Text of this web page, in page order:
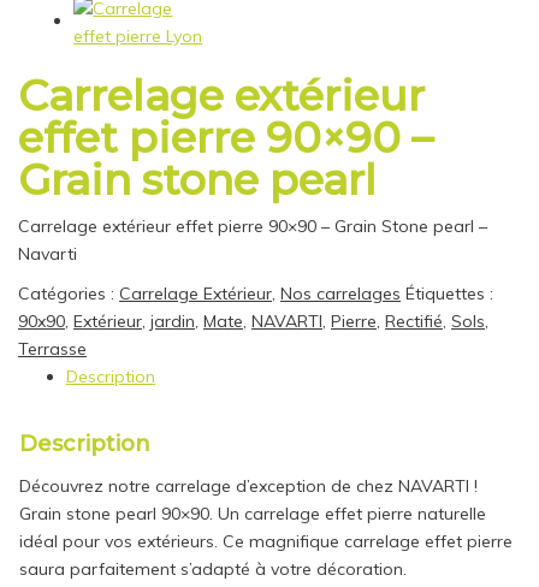
Carrelage extérieur
effet pierre 90×90 –
Grain stone pearl
Carrelage extérieur effet pierre 90×90 – Grain Stone pearl –
Navarti
Catégories : Carrelage Extérieur, Nos carrelages Étiquettes :
90x90, Extérieur, jardin, Mate, NAVARTI, Pierre, Rectifié, Sols,
Terrasse
Description
Description
Découvrez notre carrelage d’exception de chez NAVARTI !
Grain stone pearl 90×90. Un carrelage effet pierre naturelle
idéal pour vos extérieurs. Ce magnifique carrelage effet pierre
saura parfaitement s’adapté à votre décoration.